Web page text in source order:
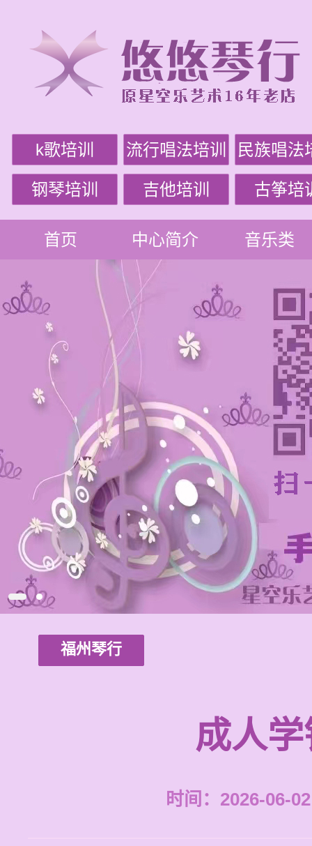
k歌培训 流行唱法培训 民族唱法
钢琴培训 吉他培训 古筝培
首页 中心简介 音乐类
福州琴行
成人
时间：2026-06-